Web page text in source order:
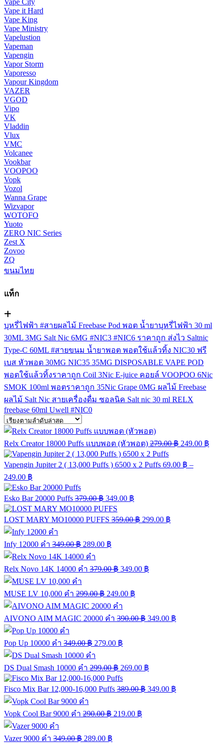
Vape City
Vape it Hard
Vape King
Vape Ministry
Vapelustion
Vapeman
Vapengin
Vapor Storm
Vaporesso
Vapour Kingdom
VAZER
VGOD
Vipo
VK
Vladdin
Vlux
VMC
Volcanee
Vookbar
VOOPOO
Vopk
Vozol
Wanna Grape
Wizvapor
WOTOFO
Yuoto
ZERO NIC Series
Zest X
Zovoo
ZQ
ขนมไทย
แท็ก
บุหรี่ไฟฟ้า #สายผลไม้ Freebase Pod พอต น้ำยาบุหรี่ไฟฟ้า 30 ml
30ML 3MG Salt Nic 6MG #NIC3 #NIC6 ราคาถูก ส่งไว Saltnic
Type-C 60ML #สายขนม น้ำยาพอต พอตใช้แล้วทิ้ง NIC30 ฟรี
เบส หัวพอต 30MG NIC35 35MG DISPOSABLE VAPE POD
พอตใช้แล้วทิ้งราคาถูก Coil 3Nic E-juice คอยล์ VOOPOO 6Nic
SMOK 100ml พอตราคาถูก 35Nic Grape 0MG ผลไม้ Freebase
ผลไม้ Salt Nic สายเครื่องดื่ม ซอลนิค Salt nic 30 ml RELX
freebase 60ml Uwell #NIC0
Relx Creator 18000 Puffs แบบพอต (หัวพอต) 279.00฿ 249.00 ฿
Vapengin Jupiter 2 ( 13,000 Puffs ) 6500 x 2 Puffs 69.00 ฿ –
249.00 ฿
Esko Bar 20000 Puffs 379.00฿ 349.00 ฿
LOST MARY MO10000 PUFFS 359.00฿ 299.00 ฿
Infy 12000 คำ 349.00฿ 289.00 ฿
Relx Novo 14K 14000 คำ 379.00฿ 349.00 ฿
MUSE LV 10,000 คำ 299.00฿ 249.00 ฿
AIVONO AIM MAGIC 20000 คำ 390.00฿ 349.00 ฿
Pop Up 10000 คำ 349.00฿ 279.00 ฿
DS Dual Smash 10000 คำ 299.00฿ 269.00 ฿
Fisco Mix Bar 12,000-16,000 Puffs 389.00฿ 349.00 ฿
Vopk Cool Bar 9000 คำ 290.00฿ 219.00 ฿
Vazer 9000 คำ 349.00฿ 289.00 ฿